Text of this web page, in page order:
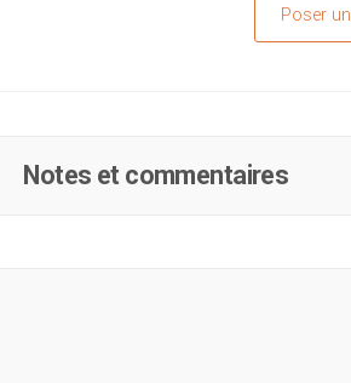
Poser
Notes et commentaires